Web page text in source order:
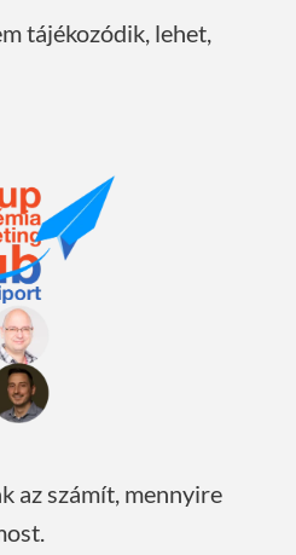
tájékozódik, lehet,
az számít, mennyire